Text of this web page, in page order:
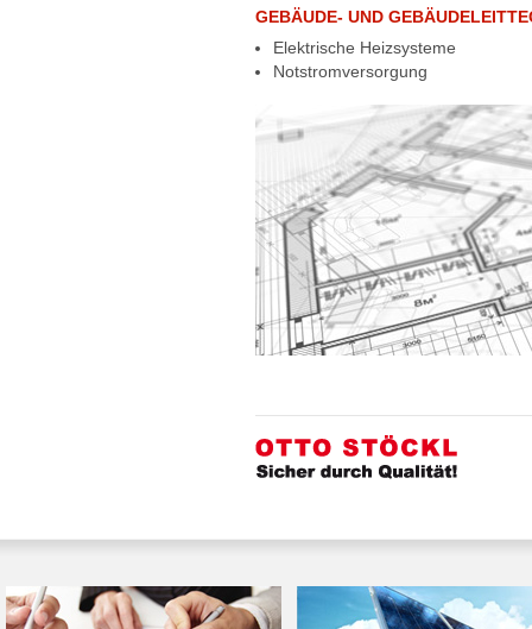
GEBÄUDE- UND
Elektrische Heizsysteme
Notstromversorgung